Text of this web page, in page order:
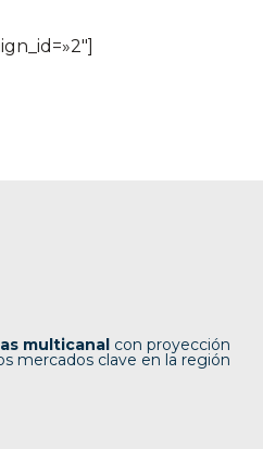
multicanal con proyección
mercados clave en la región